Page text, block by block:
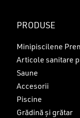
PRODUSE
Minipiscilene
Articole sanitare
Saune
Accesorii
Piscine
Grădină și grătar